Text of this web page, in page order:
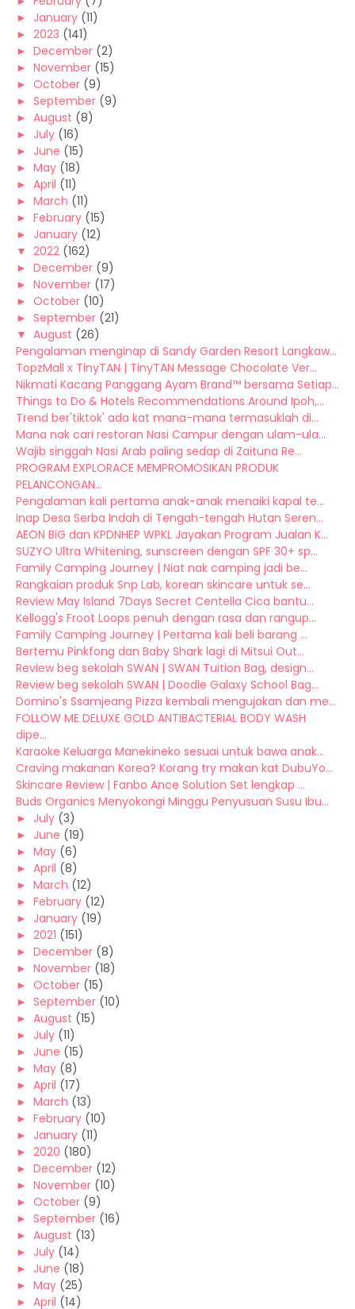
► January (11)
► 2023 (141)
► December (2)
► November (15)
► October (9)
► September (9)
► August (8)
► July (16)
► June (15)
► May (18)
► April (11)
► March (11)
► February (15)
► January (12)
▼ 2022 (162)
► December (9)
► November (17)
► October (10)
► September (21)
▼ August (26)
Pengalaman menginap di Sandy Garden Resort Langkaw...
TopzMall x TinyTAN | TinyTAN Message Chocolate Ver...
Nikmati Kacang Panggang Ayam Brand™ bersama Setiap...
Things to Do & Hotels Recommendations Around Ipoh,...
Trend ber'tiktok' ada kat mana-mana termasuklah di...
Mana nak cari restoran Nasi Campur dengan ulam-ula...
Wajib singgah Nasi Arab paling sedap di Zaituna Re...
PROGRAM EXPLORACE MEMPROMOSIKAN PRODUK
PELANCONGAN...
Pengalaman kali pertama anak-anak menaiki kapal te...
Inap Desa Serba Indah di Tengah-tengah Hutan Seren...
AEON BiG dan KPDNHEP WPKL Jayakan Program Jualan K...
SUZYO Ultra Whitening, sunscreen dengan SPF 30+ sp...
Family Camping Journey | Niat nak camping jadi be...
Rangkaian produk Snp Lab, korean skincare untuk se...
Review May Island 7Days Secret Centella Cica bantu...
Kellogg's Froot Loops penuh dengan rasa dan rangup...
Family Camping Journey | Pertama kali beli barang ...
Bertemu Pinkfong dan Baby Shark lagi di Mitsui Out...
Review beg sekolah SWAN | SWAN Tuition Bag, design...
Review beg sekolah SWAN | Doodle Galaxy School Bag...
Domino's Ssamjeang Pizza kembali mengujakan dan me...
FOLLOW ME DELUXE GOLD ANTIBACTERIAL BODY WASH
dipe...
Karaoke Keluarga Manekineko sesuai untuk bawa anak...
Craving makanan Korea? Korang try makan kat DubuYo...
Skincare Review | Fanbo Ance Solution Set lengkap ...
Buds Organics Menyokongi Minggu Penyusuan Susu Ibu...
► July (3)
► June (19)
► May (6)
► April (8)
► March (12)
► February (12)
► January (19)
► 2021 (151)
► December (8)
► November (18)
► October (15)
► September (10)
► August (15)
► July (11)
► June (15)
► May (8)
► April (17)
► March (13)
► February (10)
► January (11)
► 2020 (180)
► December (12)
► November (10)
► October (9)
► September (16)
► August (13)
► July (14)
► June (18)
► May (25)
► April (14)